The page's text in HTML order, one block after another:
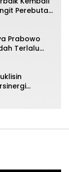
Perebutan
Dimulai
Prabowo
Terlalu